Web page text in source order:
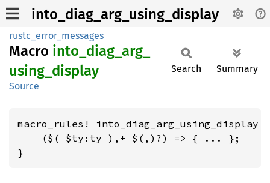
into_diag_arg_using_display
rustc_error_messages
Macro into_ diag_ arg_
using_ display
Source
Search Summary
macro_rules! into_diag_arg_using_display {
    ($( $ty:ty ),+ $(,)?) => { ... };
}